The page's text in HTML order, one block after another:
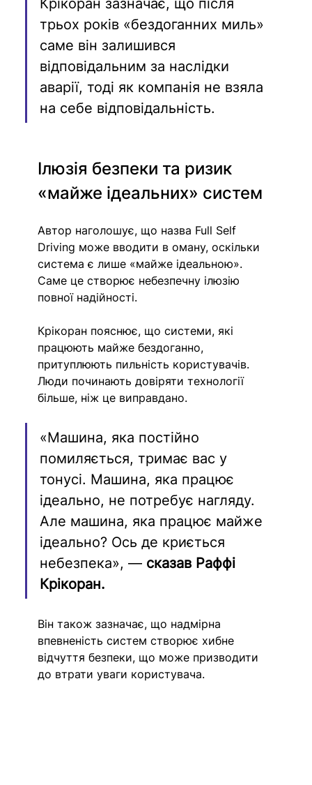
Крікоран зазначає, що після
трьох років «бездоганних миль»
саме він залишився
відповідальним за наслідки
аварії, тоді як компанія не взяла
на себе відповідальність.
Ілюзія безпеки та ризик
«майже ідеальних» систем
Автор наголошує, що назва Full Self
Driving може вводити в оману, оскільки
система є лише «майже ідеальною».
Саме це створює небезпечну ілюзію
повної надійності.
Крікоран пояснює, що системи, які
працюють майже бездоганно,
притуплюють пильність користувачів.
Люди починають довіряти технології
більше, ніж це виправдано.
«Машина, яка постійно
помиляється, тримає вас у
тонусі. Машина, яка працює
ідеально, не потребує нагляду.
Але машина, яка працює майже
ідеально? Ось де криється
небезпека», — сказав Раффі
Крікоран.
Він також зазначає, що надмірна
впевненість систем створює хибне
відчуття безпеки, що може призводити
до втрати уваги користувача.